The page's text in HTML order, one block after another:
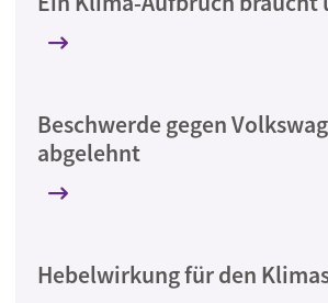
Beschwerde gegen
abgelehnt
Hebelwirkung für den